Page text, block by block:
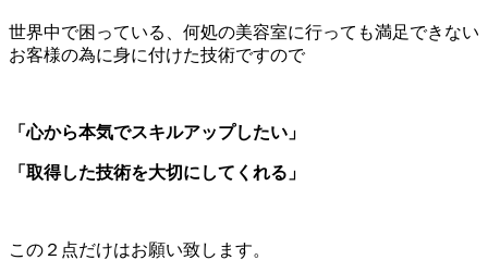
世界中で困っている、何処の美容室に行っても満足できない
お客様の為に身に付けた技術ですので
「心から本気でスキルアップしたい」
「取得した技術を大切にしてくれる」
この２点だけはお願い致します。